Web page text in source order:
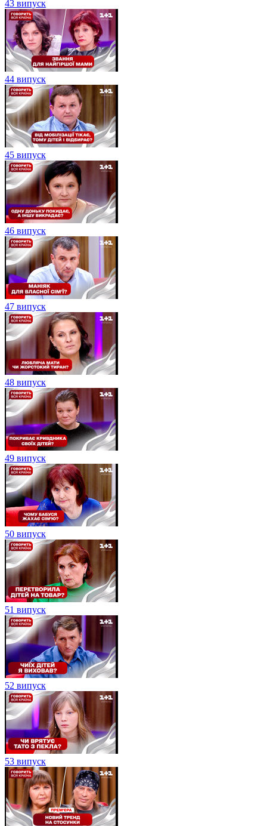
43 випуск
44 випуск
45 випуск
46 випуск
47 випуск
48 випуск
49 випуск
50 випуск
51 випуск
52 випуск
53 випуск